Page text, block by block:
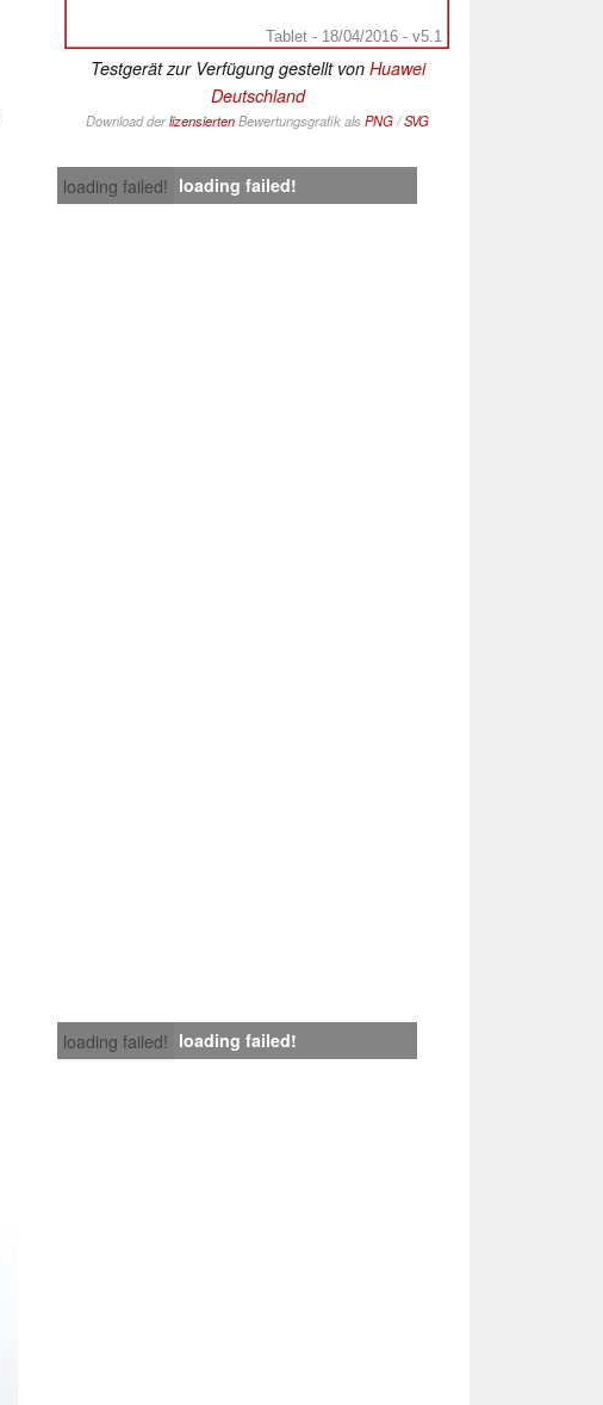
Tablet - 18/04/2016 - v5.1
Testgerät zur Verfügung gestellt von Huawei
Deutschland
Download derlizensiertenBewertungsgrafik als PNG/SVG
loading failed! loading failed!
loading failed! loading failed!